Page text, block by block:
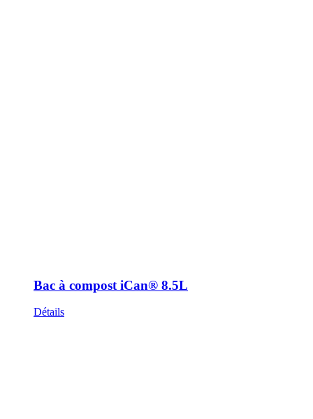
Bac à compost iCan® 8.5L
Détails